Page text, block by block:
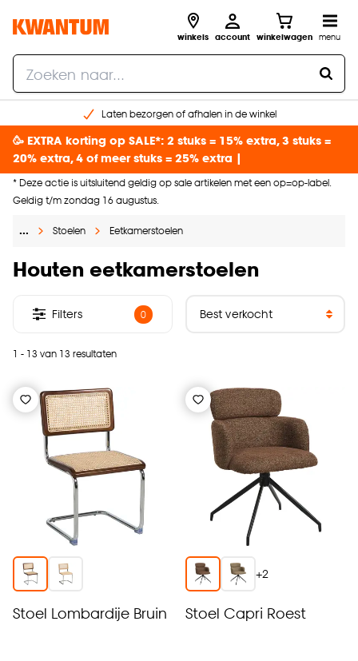
winkels account winkelwagen menu
Laten bezorgen of afhalen in de winkel
Gratis raam advies en inmeten aan huis
€ 5,- korting op je volgende bestelling
🥳 EXTRA korting op SALE*: 2 stuks = 15% extra, 3 stuks =
20% extra, 4 of meer stuks = 25% extra |
* Deze actie is uitsluitend geldig op sale artikelen met een op=op-label.
Geldig t/m zondag 16 augustus.
… Stoelen Eetkamerstoelen
Houten eetkamerstoelen
1 - 13 van 13 resultaten
Filters 0
Stoel Lombardije Bruin
+2
Stoel Capri Roest